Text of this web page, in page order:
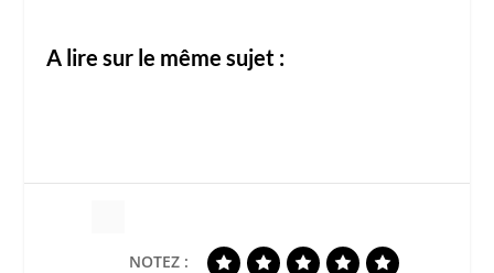
A lire sur le même sujet :
NOTEZ :